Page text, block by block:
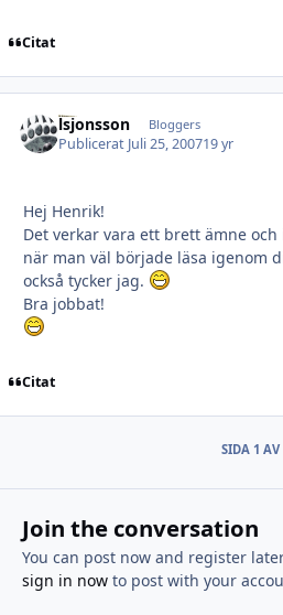
Citat
lsjonsson Bloggers
Publicerat Juli 25, 200719 yr
Hej Henrik!
Det verkar vara ett brett ämne
när man väl började läsa igenom
också tycker jag.
Bra jobbat!
Citat
SIDA 1 AV
Join the conversation
You can post now and register
sign in nowto post with your